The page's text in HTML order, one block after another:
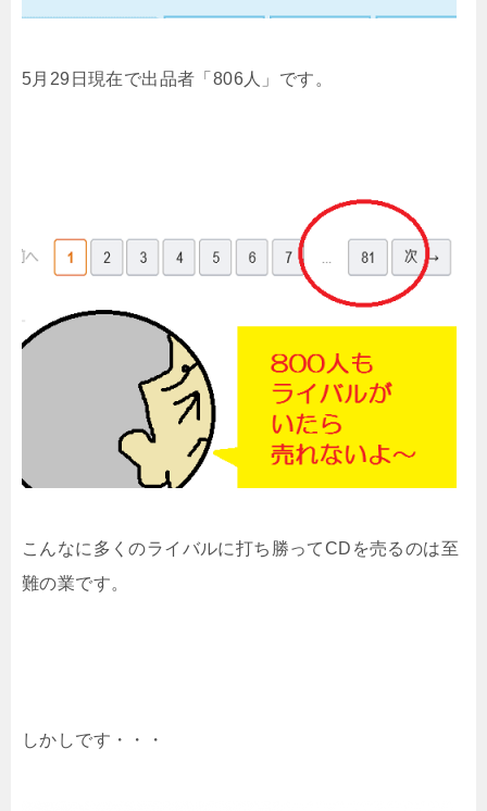
5月29日現在で出品者「806人」です。
こんなに多くのライバルに打ち勝ってCDを売るのは至
難の業です。
しかしです・・・